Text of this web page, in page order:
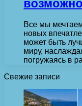
Все мы
новых
может быть
миру,
погружаясь в
Свежие записи